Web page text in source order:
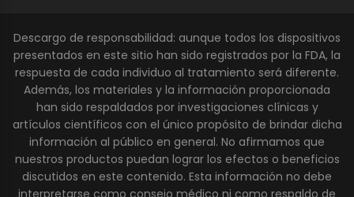
Descargo de responsabilidad: aunque todos los dispositivos
presentados en este sitio han sido registrados por la FDA, la
respuesta de cada individuo al tratamiento será diferente.
Además, los materiales y la información proporcionada
han sido respaldados por investigaciones clínicas y
artículos científicos con el único propósito de brindar dicha
información al público en general. No afirmamos que
nuestros productos puedan lograr los efectos o beneficios
discutidos en este contenido. Esta información no debe